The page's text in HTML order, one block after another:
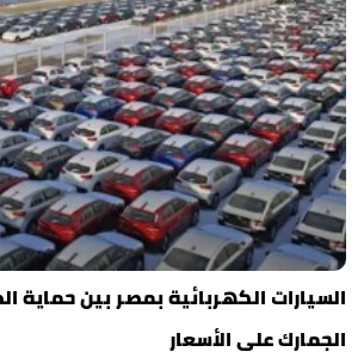
السيارات الكهربائية بمصر بين حماية
الجمارك على الأسعار